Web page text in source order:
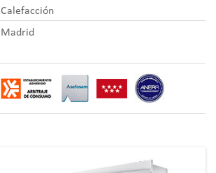
Calefacción
Madrid